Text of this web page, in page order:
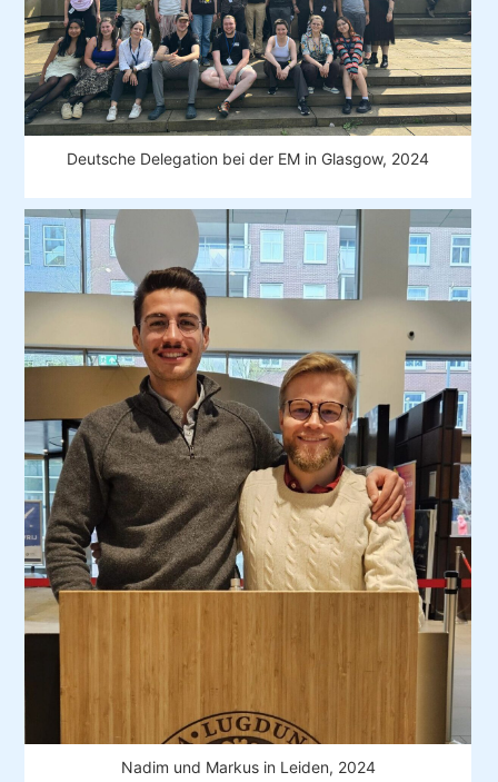
Deutsche Delegation bei der EM in Glasgow, 2024
Nadim und Markus in Leiden, 2024